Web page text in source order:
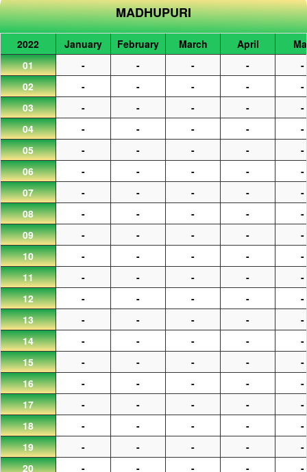
MADHUPURI
2022 January February March April
01
- - - -
-
02
- - - -
-
03
- - - -
-
04
- - - -
-
05
- - - -
-
06
- - - -
-
07
- - - -
-
08
- - - -
-
09
- - - -
-
10
- - - -
-
11
- - - -
-
12
- - - -
-
13
- - - -
-
14
- - - -
-
15
- - - -
-
16
- - - -
-
17
- - - -
-
18
- - - -
-
19
- - - -
-
20
- - - - -